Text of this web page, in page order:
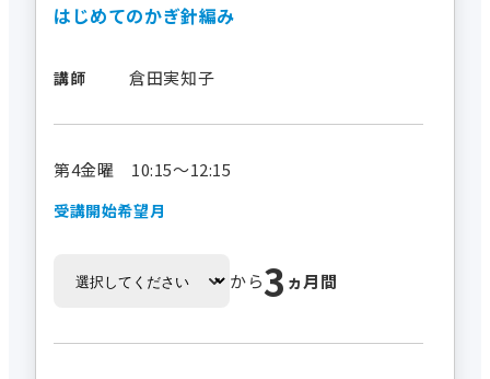
はじめてのかぎ針編み
講師 倉田実知子
第4金曜 10:15～12:15
受講開始希望月
から3 ヵ月間